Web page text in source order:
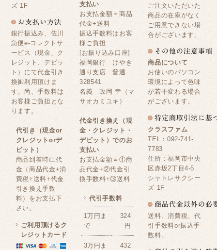
ズ 1F
銀行振込み、佐川
急便e-コレクトサ
ービス（現金、ク
レジット、デビッ
ト）にて代金引き
換御利用頂けま
す。尚、手数料は
お客様ご負担とな
ります。
代引き（現金or
クレジットorデ
ビット）
商品到着時に代
金（商品代金+消
費税+送料+代金
引き換え手数
料）をお支払下
さい。
ご利用頂けるク
レジットカード
支払い
お支払金額＝商品
代金+送料
振込手数料はお客
様ご負担
[お振り込み口座]
福岡銀行 けやき
通り支店 普通
328541
名義 政岡 幸（マ
サオカミユキ）
代金引き換え（現
金・クレジット・
デビット）でのお
支払い
お支払金額＝①商
品代金+②代金引
換手数料+③送料
代引手数料
1万円ま
で
324
円
3万円ま
432
ご注文いただいた
商品の在庫がなく
ご用意できない場
合がございます。
商品について
お使いのパソコン
環境によって色味
が若干変わる場合
がございます。
クラスファム
TEL：092-741-
7783
住所：福岡市中央
区赤坂2丁目4-5
シャトレサクシー
ズ 1F
送料、消費税、代
引手数料or振込手
数料。